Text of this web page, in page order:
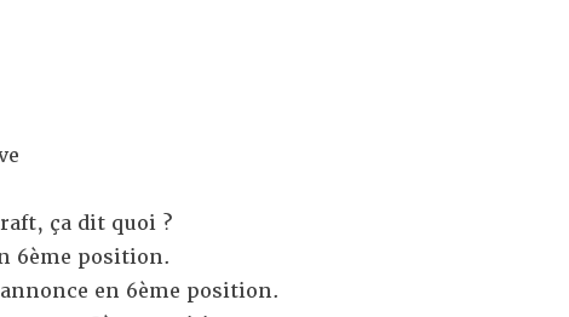
ça dit quoi ?
6ème position.
en 6ème position.